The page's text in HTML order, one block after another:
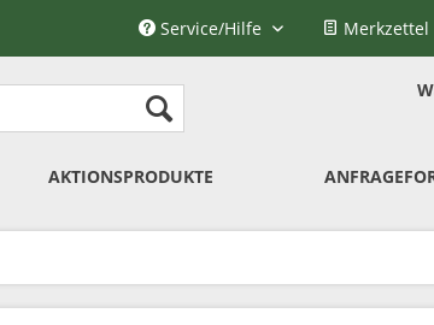
Merkzettel
Service/Hilfe
AKTIONSPRODUKTE